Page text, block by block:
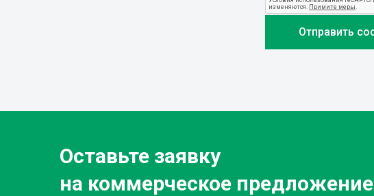
Оставьте заявку
на коммерческое предложение